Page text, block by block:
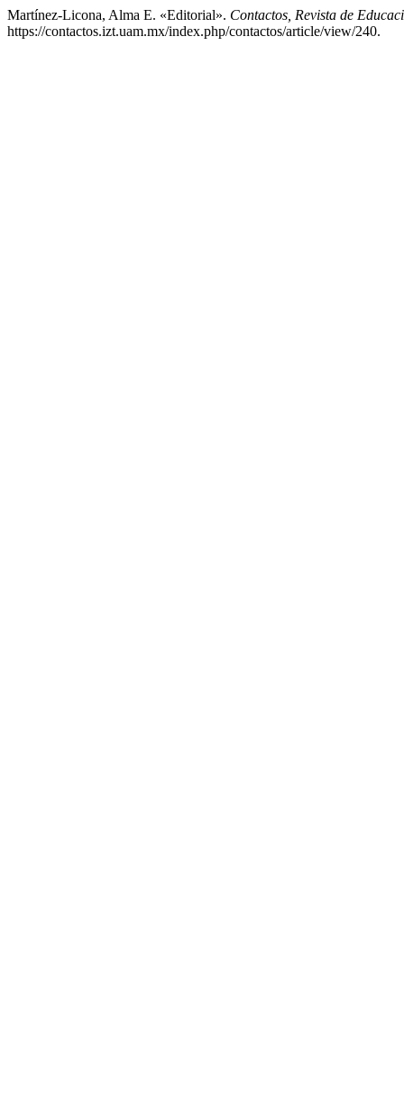
Martínez-Licona, Alma E. «Editorial». Contactos, Revista de
https://contactos.izt.uam.mx/index.php/contactos/article/view/240.